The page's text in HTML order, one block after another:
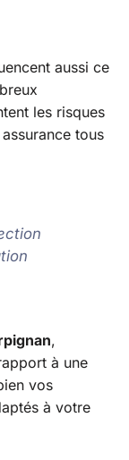
aussi ce
les risques
tous
,
à une
vos
à votre